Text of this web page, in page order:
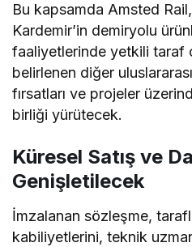
Bu kapsamda Amsted
Kardemir’in demiryolu
faaliyetlerinde yetkili taraf
belirlenen diğer
fırsatları ve projeler
birliği yürütecek.
Küresel Satış ve
Genişletilecek
İmzalanan sözleşme,
kabiliyetlerini, teknik